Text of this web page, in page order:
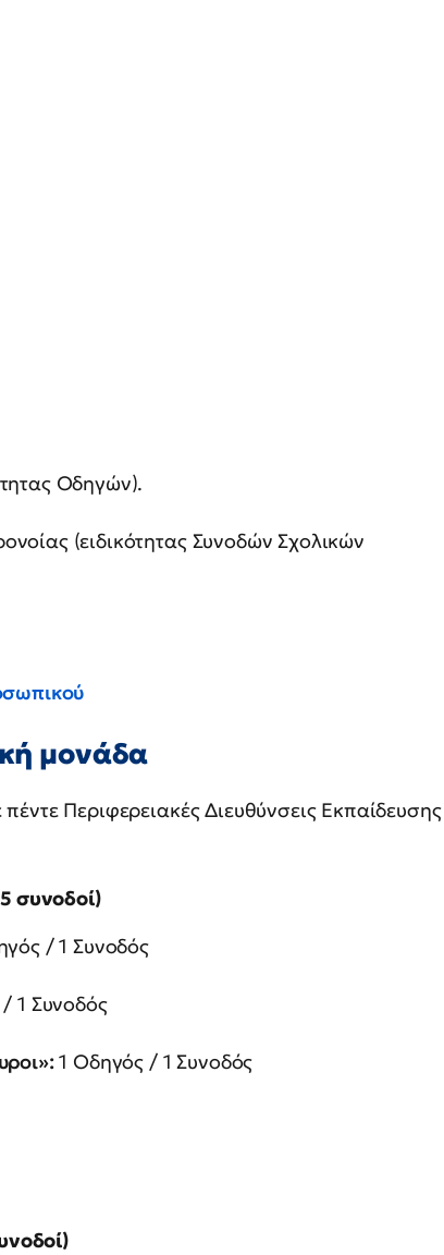
Οδηγών).
(ειδικότητας Συνοδών Σχολικών
μονάδα
Περιφερειακές Διευθύνσεις Εκπαίδευσης
συνοδοί)
/ 1 Συνοδός
1 Συνοδός
1 Οδηγός / 1 Συνοδός